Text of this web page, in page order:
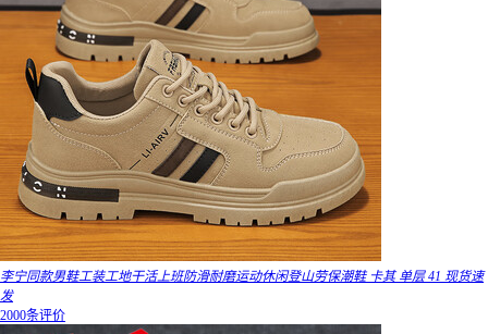
李宁同款男鞋工装工地干活上班防滑耐磨运动休闲登山劳保潮鞋 卡其 单层 41 现货速
发
2000条评价